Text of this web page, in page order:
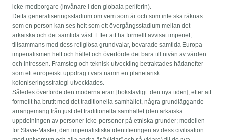
icke-medborgare (invånare i den globala periferin).
Detta generaliseringsstadium om vem som är och som inte ska räknas
som en person kan ses helt som ett övergångsstadium mellan det
arkaiska och det samtida väst. Efter att ha formellt avvisat imperiet,
tillsammans med dess religiösa grundvalar, bevarade samtida Europa
imperialismen helt och hållet och överförde det bara till nivån av värden
och intressen. Framsteg och teknisk utveckling betraktades hädanefter
som ett europeiskt uppdrag i vars namn en planetarisk
koloniseringsstrategi utvecklades.
Således överförde den moderna eran [bokstavligt: den nya tiden], efter att
formellt ha brutit med det traditionella samhället, några grundläggande
arrangemang från just det traditionella samhället (den arkaiska
uppdelningen av personer icke-personer på etniska grunder; modellen
för Slave-Master, den imperialistiska identifieringen av dess civilisation